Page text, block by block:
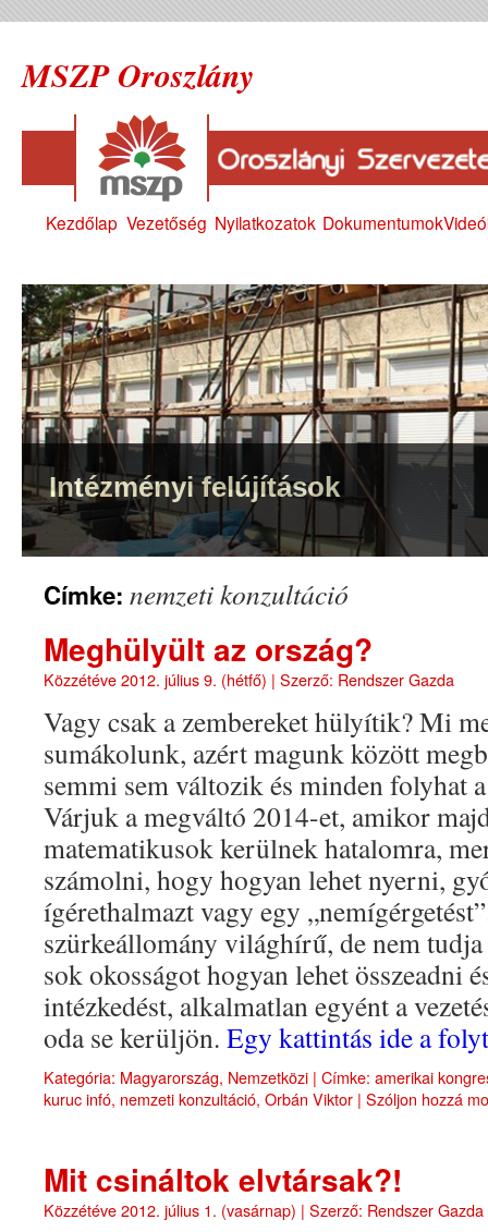
MSZP Oroszlány
Kezdőlap Vezetőség Nyilatkozatok Dokumentumok
Intézményi felújítások
Címke: nemzeti konzultáció
Meghülyült az ország?
Közzétéve2012. július 9. (hétfő) | Szerző: Rendszer Gazda
Vagy csak a zembereket hülyítik? Mi
sumákolunk, azért magunk között
semmi sem változik és minden folyhat
Várjuk a megváltó 2014-et, amikor
matematikusok kerülnek hatalomra,
számolni, hogy hogyan lehet nyerni,
ígérethalmazt vagy egy
szürkeállomány világhírű, de nem
sok okosságot hogyan lehet összeadni
intézkedést, alkalmatlan egyént a
oda se kerüljön. Egy kattintás ide a
Kategória: Magyarország, Nemzetközi | Címke: amerikai
kuruc infó, nemzeti konzultáció, Orbán Viktor | Szóljon hozzá
Mit csináltok elvtársak?!
Közzétéve2012. július 1. (vasárnap) | Szerző: Rendszer Gazda